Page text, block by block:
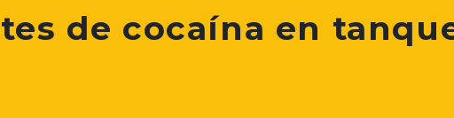
de cocaína en